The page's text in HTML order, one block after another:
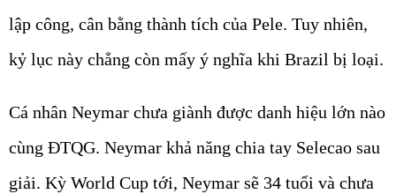
lập công, cân bằng thành tích của Pele. Tuy nhiên,
kỷ lục này chẳng còn mấy ý nghĩa khi Brazil bị loại.
Cá nhân Neymar chưa giành được danh hiệu lớn nào
cùng ĐTQG. Neymar khả năng chia tay Selecao sau
giải. Kỳ World Cup tới, Neymar sẽ 34 tuổi và chưa